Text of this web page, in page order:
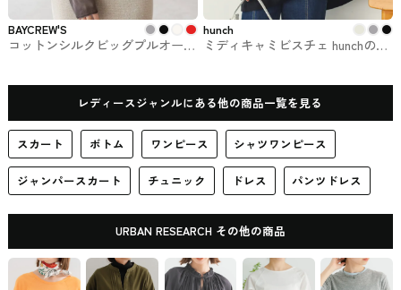
BAYCREW'S
コットンシルクビッグプルオーバ
hunch
ミディキャミビスチェ hunchのト
レディースジャンルにある他の商品一覧を見る
スカート ボトム ワンピース シャツワンピース
ジャンパースカート チュニック ドレス パンツドレス
URBAN RESEARCH その他の商品